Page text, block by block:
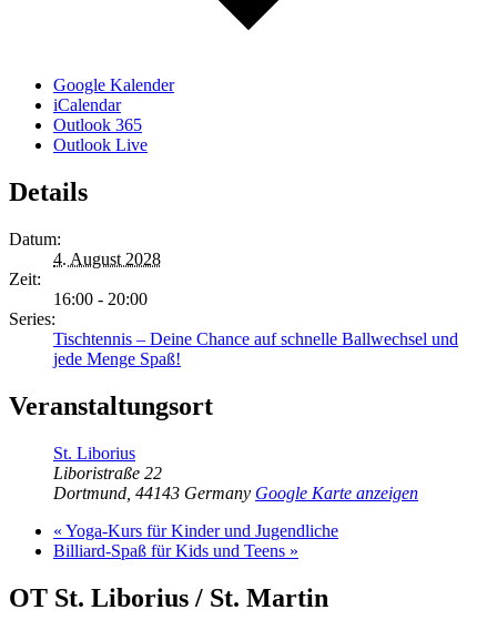
Google Kalender
iCalendar
Outlook 365
Outlook Live
Details
Datum:
4. August 2028
Zeit:
16:00 - 20:00
Series:
Tischtennis – Deine Chance auf schnelle Ballwechsel und
jede Menge Spaß!
Veranstaltungsort
St. Liborius
Liboristraße 22
Dortmund 44143 Germany Google Karte anzeigen
« Yoga-Kurs für Kinder und Jugendliche
Billiard-Spaß für Kids und Teens »
OT St. Liborius / St. Martin